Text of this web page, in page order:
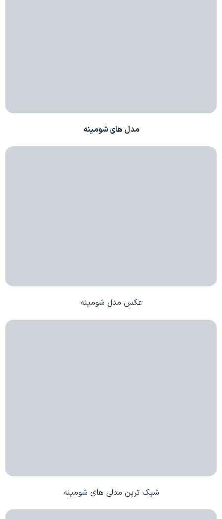
مدل های شومینه
عکس مدل شومینه
شیک ترین مدلی های شومینه